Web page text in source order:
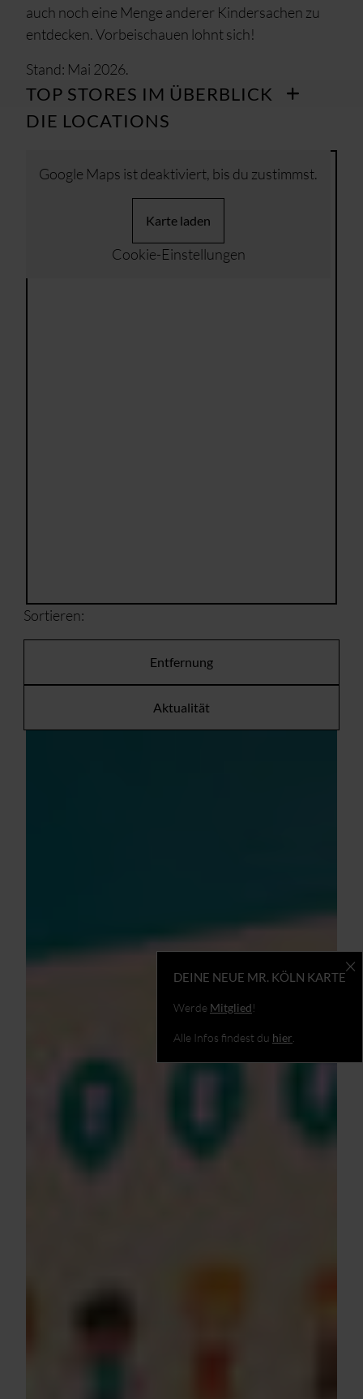
auch noch eine Menge anderer Kindersachen zu
entdecken. Vorbeischauen lohnt sich!
Stand: Mai 2026.
TOP STORES IM ÜBERBLICK
DIE LOCATIONS
Google Maps ist deaktiviert, bis du zustimmst.
Karte laden
Cookie-Einstellungen
Sortieren:
Entfernung
Aktualität
DEINE NEUE MR. KÖLN KARTE
Werde Mitglied!
Alle Infos findest du hier